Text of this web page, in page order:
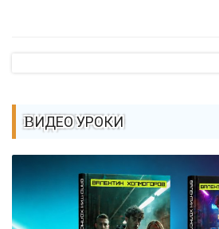
ВИДЕО УРОКИ